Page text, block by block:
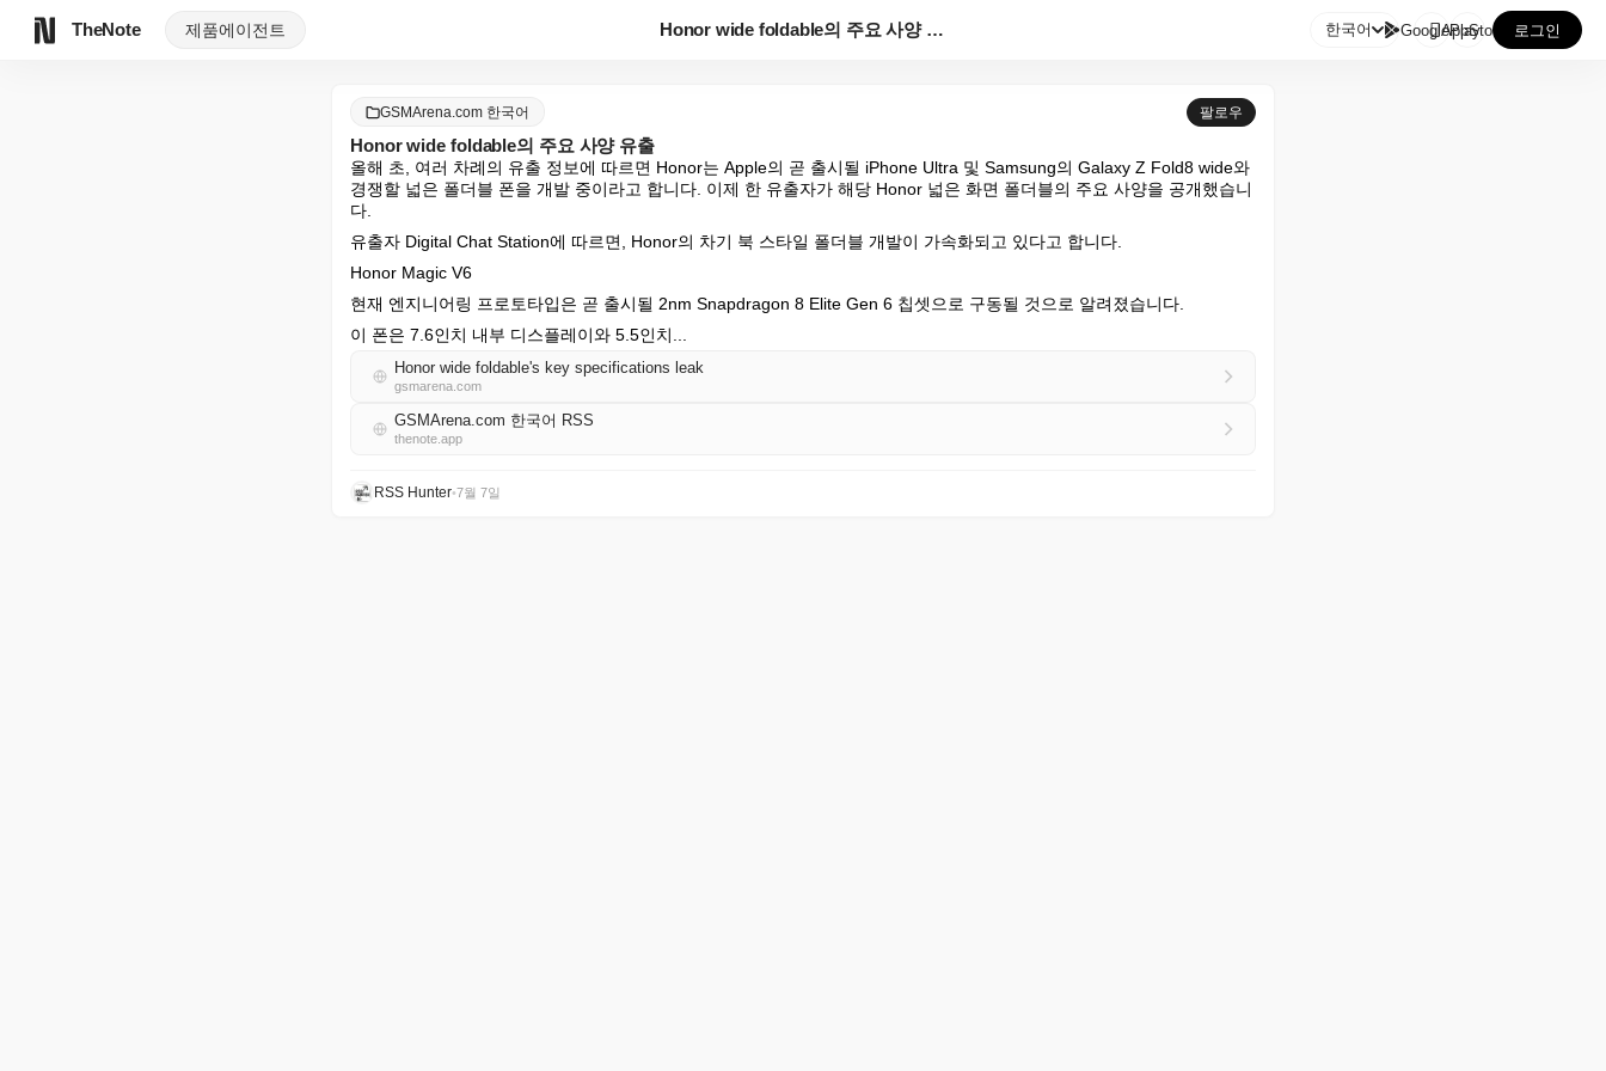
TheNote 제품에이전트 Honor wide foldable의 주요 사양 유출 한국어 GooglePlay
AppStore 로그인
GSMArena.com 한국어 팔로우
Honor wide foldable의 주요 사양 유출
올해 초, 여러 차례의 유출 정보에 따르면 Honor는 Apple의 곧 출시될 iPhone Ultra 및 Samsung의 Galaxy Z Fold8 wide와
경쟁할 넓은 폴더블 폰을 개발 중이라고 합니다. 이제 한 유출자가 해당 Honor 넓은 화면 폴더블의 주요 사양을 공개했습니
다.
유출자 Digital Chat Station에 따르면, Honor의 차기 북 스타일 폴더블 개발이 가속화되고 있다고 합니다.
Honor Magic V6
현재 엔지니어링 프로토타입은 곧 출시될 2nm Snapdragon 8 Elite Gen 6 칩셋으로 구동될 것으로 알려졌습니다.
이 폰은 7.6인치 내부 디스플레이와 5.5인치...
Honor wide foldable's key specifications leak
gsmarena.com
GSMArena.com 한국어 RSS
thenote.app
RSS Hunter•7월 7일